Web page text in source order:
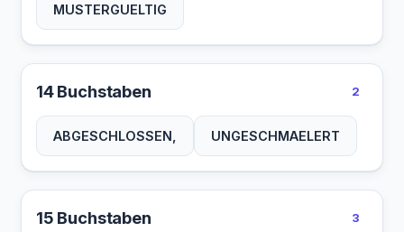
MUSTERGUELTIG
14 Buchstaben 2
ABGESCHLOSSEN, UNGESCHMAELERT
15 Buchstaben 3